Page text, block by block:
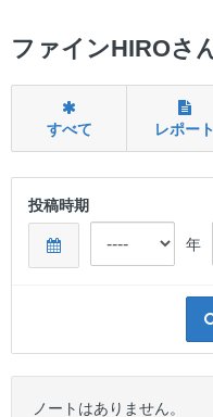
ファインHIROさ
すべて レポート
投稿時期
年
ノートはありません。